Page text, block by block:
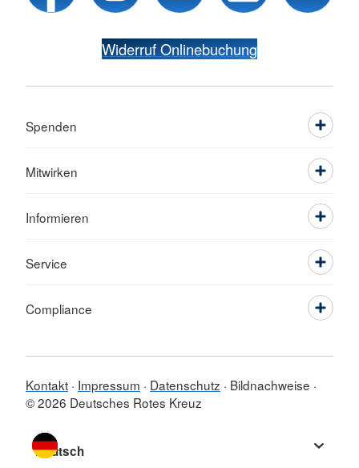
Widerruf Onlinebuchung
Spenden
Mitwirken
Informieren
Service
Compliance
Kontakt Impressum Datenschutz
Bildnachweise
© 2026 Deutsches Rotes Kreuz
Sprache wechseln zu